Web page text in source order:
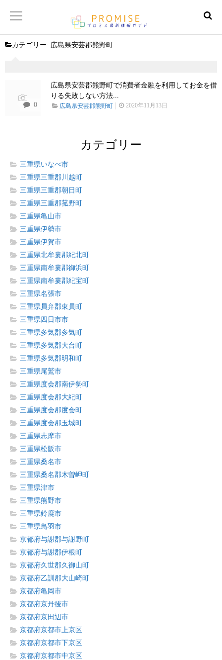
【サイトマップ】
カテゴリー: 広島県安芸郡熊野町
0
広島県安芸郡熊野町で消費者金融を利用してお金を借
りる失敗しない方法...
広島県安芸郡熊野町 2020年11月13日
カテゴリー
三重県いなべ市
三重県三重郡川越町
三重県三重郡朝日町
三重県三重郡菰野町
三重県亀山市
三重県伊勢市
三重県伊賀市
三重県北牟婁郡紀北町
三重県南牟婁郡御浜町
三重県南牟婁郡紀宝町
三重県名張市
三重県員弁郡東員町
三重県四日市市
三重県多気郡多気町
三重県多気郡大台町
三重県多気郡明和町
三重県尾鷲市
三重県度会郡南伊勢町
三重県度会郡大紀町
三重県度会郡度会町
三重県度会郡玉城町
三重県志摩市
三重県松阪市
三重県桑名市
三重県桑名郡木曽岬町
三重県津市
三重県熊野市
三重県鈴鹿市
三重県鳥羽市
京都府与謝郡与謝野町
京都府与謝郡伊根町
京都府久世郡久御山町
京都府乙訓郡大山崎町
京都府亀岡市
京都府京丹後市
京都府京田辺市
京都府京都市上京区
京都府京都市下京区
京都府京都市中京区